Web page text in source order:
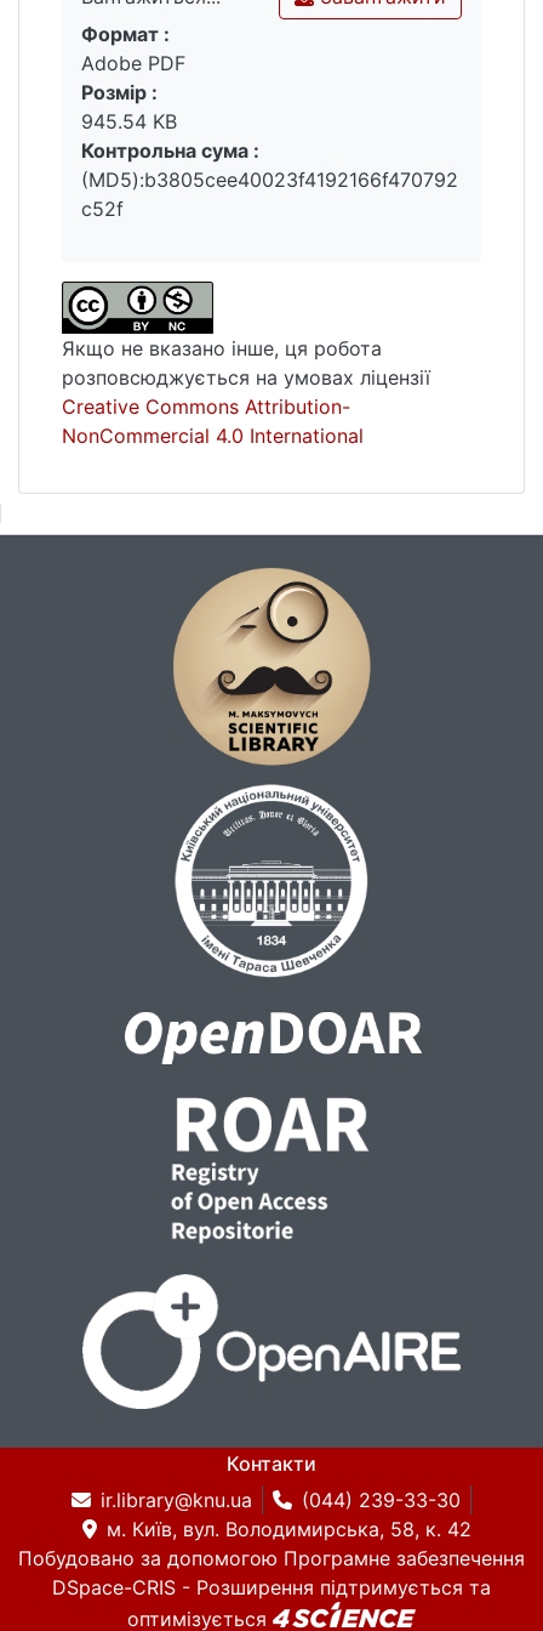
Вантажиться...
Формат :
Adobe PDF
Розмір :
945.54 KB
Контрольна сума :
(MD5):b3805cee40023f4192166f470792
c52f
Якщо не вказано інше, ця робота
розповсюджується на умовах ліцензії
Creative Commons Attribution-
NonCommercial 4.0 International
Контакти
ir.library@knu.ua
(044) 239-33-30
м. Київ, вул. Володимирська, 58, к. 42
Побудовано за допомогою Програмне забезпечення
DSpace-CRIS - Розширення підтримується та
оптимізується